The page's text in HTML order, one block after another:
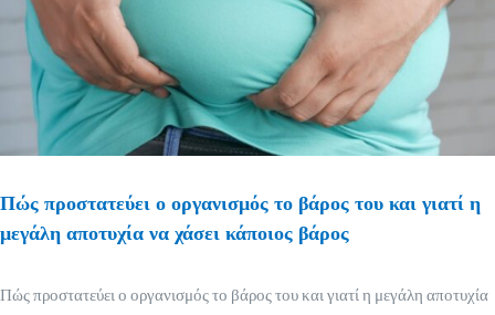
Πώς προστατεύει ο οργανισμός το βάρος του και γιατί η
μεγάλη αποτυχία να χάσει κάποιος βάρος
Πώς προστατεύει ο οργανισμός το βάρος του και γιατί η μεγάλη αποτυχία